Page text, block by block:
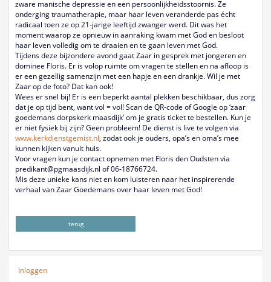
zware manische depressie en een persoonlijkheidsstoornis. Ze
onderging traumatherapie, maar haar leven veranderde pas écht
radicaal toen ze op 21-jarige leeftijd zwanger werd. Dit was het
moment waarop ze opnieuw in aanraking kwam met God en besloot
haar leven volledig om te draaien en te gaan leven met God.
Tijdens deze bijzondere avond gaat Zaar in gesprek met jongeren en
dominee Floris. Er is volop ruimte om vragen te stellen en na afloop is
er een gezellig samenzijn met een hapje en een drankje. Wil je met
Zaar op de foto? Dat kan ook!
Wees er snel bij! Er is een beperkt aantal plekken beschikbaar, dus zorg
dat je op tijd bent, want vol = vol! Scan de QR-code of Google op ‘zaar
goedemans dorpskerk maasdijk’ om je gratis ticket te bestellen. Kun je
er niet fysiek bij zijn? Geen probleem! De dienst is live te volgen via
www.kerkdienstgemist.nl, zodat ook je ouders, opa’s en oma’s mee
kunnen kijken vanuit huis.
Voor vragen kun je contact opnemen met Floris den Oudsten via
predikant@pgmaasdijk.nl of 06-18766724.
Mis deze unieke kans niet en kom luisteren naar het inspirerende
verhaal van Zaar Goedemans over haar leven met God!
terug
Inloggen